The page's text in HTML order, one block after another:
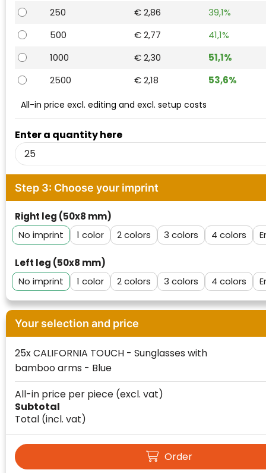
250
€ 2,86
39,1%
500
€ 2,77
41,1%
1000
€ 2,30
51,1%
2500
€ 2,18 53,6%
Enter a quantity here
All-in price excl. editing and excl. setup costs
Step 3: Choose your imprint
Right leg (50x8 mm)
No imprint
1 2 3 4
Left leg (50x8 mm)
No imprint
1 2 3 4
Your selection and price
25x CALIFORNIA TOUCH - Sunglasses with
bamboo arms - Blue
Subtotal
Total (incl. vat)
All-in price per piece (excl. vat)
Order
Klantenbeoordelingen laten zien hoe een
van klanten voldoet.
Trustindex werkt samen met 137
beoordelingsplatforms om
echte, geverifieerde beoordelingen op één
klanttevredenheid op basis van
beoordelingen. Minder dan 1% van de